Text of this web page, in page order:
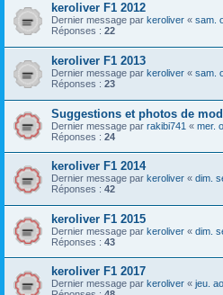
keroliver F1 2012
Dernier message par keroliver « sam.
Réponses : 22
keroliver F1 2013
Dernier message par keroliver « sam.
Réponses : 23
Suggestions et photos de
Dernier message par rakibi741 « mer.
Réponses : 24
keroliver F1 2014
Dernier message par keroliver « dim.
Réponses : 42
keroliver F1 2015
Dernier message par keroliver « dim.
Réponses : 43
keroliver F1 2017
Dernier message par keroliver « jeu.